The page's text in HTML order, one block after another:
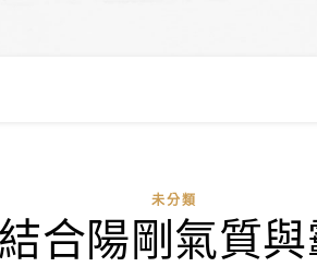
未分類
合陽剛氣質